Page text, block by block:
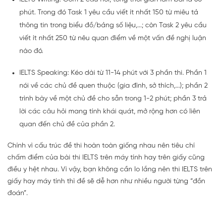
phút. Trong đó Task 1 yêu cầu viết ít nhất 150 từ miêu tả
thông tin trong biểu đồ/bảng số liệu,...; còn Task 2 yêu cầu
viết ít nhất 250 từ nêu quan điểm về một vấn đề nghị luận
nào đó.
IELTS Speaking: Kéo dài từ 11-14 phút với 3 phần thi. Phần 1
nói về các chủ đề quen thuộc (gia đình, sở thích,...); phần 2
trình bày về một chủ đề cho sẵn trong 1-2 phút; phần 3 trả
lời các câu hỏi mang tính khái quát, mở rộng hơn có liên
quan đến chủ đề của phần 2.
Chính vì cấu trúc đề thi hoàn toàn giống nhau nên tiêu chí
chấm điểm của bài thi IELTS trên máy tính hay trên giấy cũng
điều y hệt nhau. Vì vậy, bạn không cần lo lắng nên thi IELTS trên
giấy hay máy tính thì đề sẽ dễ hơn như nhiều người từng “đồn
đoán”.